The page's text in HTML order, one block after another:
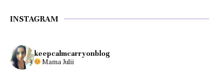
INSTAGRAM
keepcalmcarryonblog
Mama Julii